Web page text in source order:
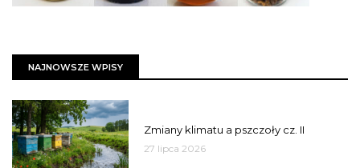
NAJNOWSZE WPISY
Zmiany klimatu a pszczoły cz. II
27 lipca 2026